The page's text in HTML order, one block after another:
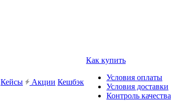
Кейсы Акции Кешбэк
Как купить
Условия оплаты
Условия доставки
Контроль качества